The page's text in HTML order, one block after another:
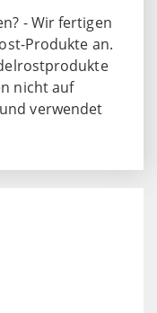
- Wir fertigen
Produkte an.
nicht auf
verwendet